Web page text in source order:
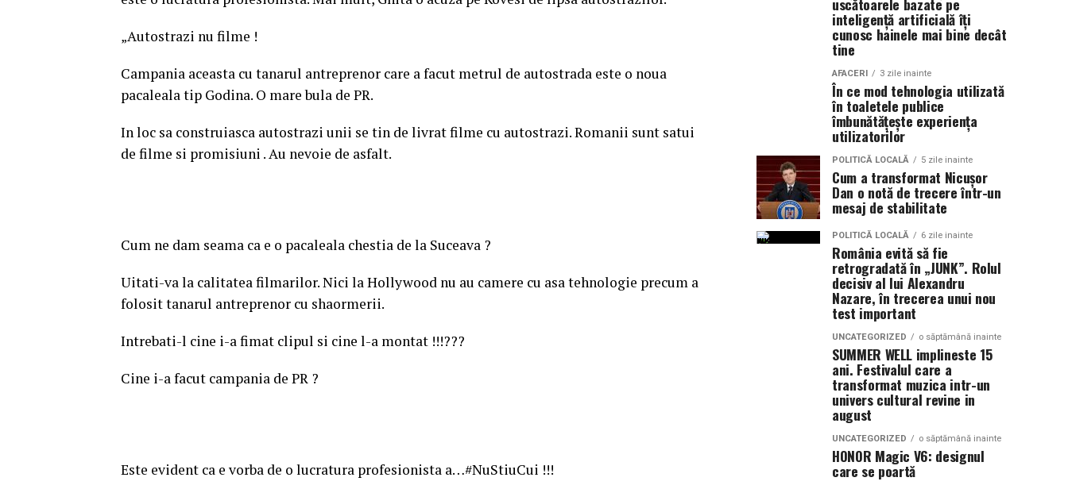
„Autostrazi nu filme !
Campania aceasta cu tanarul antreprenor care a facut metrul de autostrada este o noua
pacaleala tip Godina. O mare bula de PR.
In loc sa construiasca autostrazi unii se tin de livrat filme cu autostrazi. Romanii sunt satui
de filme si promisiuni . Au nevoie de asfalt.
Cum ne dam seama ca e o pacaleala chestia de la Suceava ?
Uitati-va la calitatea filmarilor. Nici la Hollywood nu au camere cu asa tehnologie precum a
folosit tanarul antreprenor cu shaormerii.
Intrebati-l cine i-a fimat clipul si cine l-a montat !!!???
Cine i-a facut campania de PR ?
Este evident ca e vorba de o lucratura profesionista a…#NuStiuCui !!!
inteligență artificială îți
cunosc hainele mai bine decât
tine
AFACERI 3 zile inainte
În ce mod tehnologia utilizată
în toaletele publice
îmbunătățește experiența
utilizatorilor
POLITICĂ LOCALĂ 5 zile inainte
Cum a transformat Nicușor
Dan o notă de trecere într-un
mesaj de stabilitate
POLITICĂ LOCALĂ 6 zile inainte
România evită să fie
retrogradată în „JUNK”. Rolul
decisiv al lui Alexandru
Nazare, în trecerea unui nou
test important
UNCATEGORIZED o săptămână inainte
SUMMER WELL implineste 15
ani. Festivalul care a
transformat muzica intr-un
univers cultural revine in
august
UNCATEGORIZED o săptămână inainte
HONOR Magic V6: designul
care se poartă